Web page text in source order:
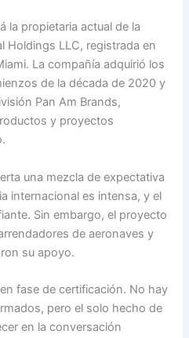
la propietaria actual de la
Holdings LLC, registrada en
La compañía adquirió los
de la década de 2020 y
Pan Am Brands,
y proyectos
una mezcla de expectativa
internacional es intensa, y el
Sin embargo, el proyecto
de aeronaves y
su apoyo.
fase de certificación. No hay
pero el solo hecho de
en la conversación